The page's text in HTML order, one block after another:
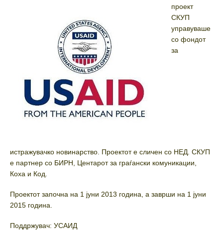
проект
СКУП
управуваше
со фондот
за
истражувачко новинарство. Проектот е сличен со НЕД. СКУП
е партнер со БИРН, Центарот за граѓански комуникации,
Коха и Код.
Проектот започна на 1 јуни 2013 година, а заврши на 1 јуни
2015 година.
Поддржувач: УСАИД